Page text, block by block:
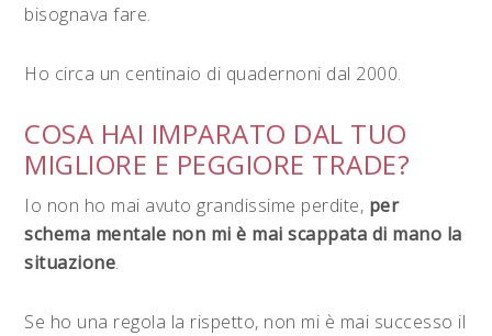
bisognava fare.
Ho circa un centinaio di quadernoni dal 2000.
COSA HAI IMPARATO DAL TUO
MIGLIORE E PEGGIORE TRADE?
Io non ho mai avuto grandissime perdite, per
schema mentale non mi è mai scappata di mano la
situazione.
Se ho una regola la rispetto, non mi è mai successo il